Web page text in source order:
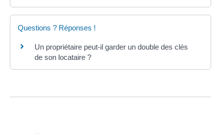
Questions ? Réponses !
Un propriétaire peut-il garder un double des clés
de son locataire ?